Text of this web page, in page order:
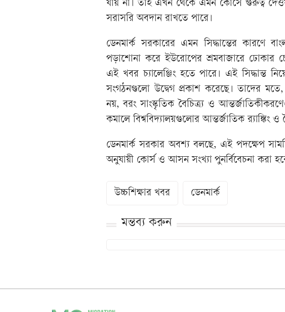
যায় না। তাই এখন থেকে এমন কোর্সে গুরুত্ব
সরাসরি অবদান রাখতে পারে।
ডেনমার্ক সরকারের এমন সিদ্ধান্তের কারণে
পড়াশোনা করে ইউরোপের শ্রমবাজারে ঢোকার
এই খবর চ্যালেঞ্জিং হতে পারে। এই সিদ্ধান্ত
সংগঠনগুলো উদ্বেগ প্রকাশ করেছে। তাদের মতে,
নয়, বরং সাংস্কৃতিক বৈচিত্র্য ও
কমালে বিশ্ববিদ্যালয়গুলোর আন্তর্জাতিক র‍্যাঙ্কিং ও
ডেনমার্ক সরকার অবশ্য বলছে, এই পদক্ষেপ
অনুযায়ী কোর্স ও আসন সংখ্যা পুনর্বিবেচনা করা
উচ্চশিক্ষার খবর ডেনমার্ক
মন্তব্য করুন